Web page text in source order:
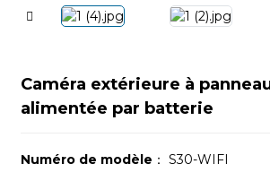
Caméra extérieure à
alimentée par batterie
Numéro de modèle ： S30-WIFI